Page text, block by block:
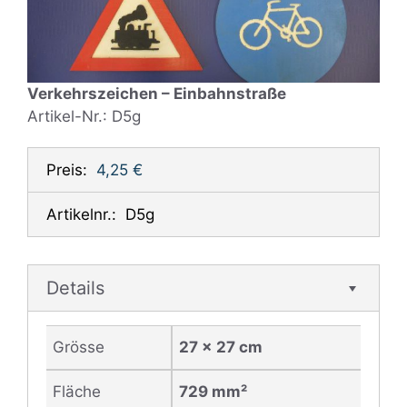
Verkehrszeichen – Einbahnstraße
Artikel-Nr.: D5g
Preis: 4,25 €
Artikelnr.: D5g
Details
Grösse 27 x 27 cm
Fläche 729 mm²